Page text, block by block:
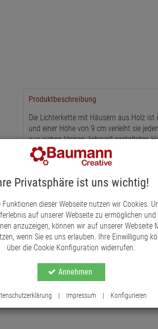
Produktbeschreibung
Die Lichterkette mit Häusern aus Holz
und einer Höhe von 9 cm verleiht sie
aus sieben kleinen, liebevoll gestalteten
warmweißen LEDs ausgestattet sind.
Ambiente schafft - ideal für entspannte
Mit der Lichterkette aus Holz-Häusern
der Holzhäuschen fügt sich perfekt in
die Weihnachtszeit, aber auch für das
macht die Lichterkette besonders
Die Lichterkette ist ausschließlich für den
Schlafzimmern oder Fensterbänken eine
Holzhäuschen verzaubern und bringen
Privatsphäre ist uns wichtig!
Funktionen dieser Webseite nutzen wir Cookies.
auf unserer Webseite zu ermöglichen
anzuzeigen, können wir auf unserer Webseite
wenn Sie es uns erlauben. Ihre Einwilligung
über die Cookie Konfiguration widerrufen.
Annehmen
| Impressum | Konfigurieren